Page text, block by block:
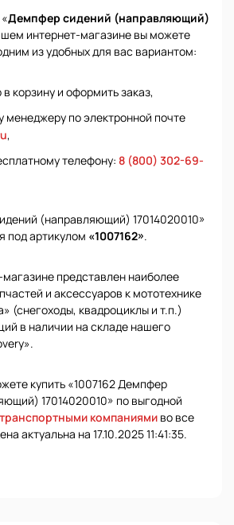
Демпфер сидений (направляющий)
интернет-магазине вы можете
из удобных для вас вариантом:
корзину и оформить заказ,
менеджеру по электронной почте
,
телефону: 8 (800) 302-69-
(направляющий) 17014020010»
под артикулом «1007162».
представлен наиболее
и аксессуаров к мототехнике
(снегоходы, квадроциклы и т.п.)
в наличии на складе нашего
купить «1007162 Демпфер
17014020010» по выгодной
компаниями во все
актуальна на 17.10.2025 11:41:35.